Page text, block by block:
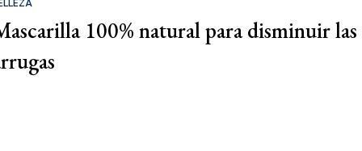
100% natural para disminuir las